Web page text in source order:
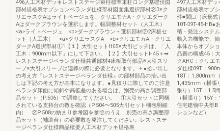
496人工木材デッキレストステージ束柱標準束柱ロング基礎伏図
部材規格表オプションベランダ仕様部材図面集選択部材②3※ク
リエラスクAはライトベージュを、クリエモカA・クリエダーク
Aはダークブラウンを選択します。幅調整材セット（人工木）
<a>ライトベージュ <b>ダークブラウン＋選択部材②2床板セ
ット（人工木） <a>クリエラスクA <b>クリエモカA・クリエ
ダークA選択部材①1【１】大引セットH65※大引ピッチは、「人
工木：900mm以下」にして下さい。【２】大引セットH45＋➡
レストステージベランダ仕様共通部材4床板取付部品※大引スリ
ーブ※大引スリーブは連棟の際に必要となります。＋●拾い出し
の考え方『レストステージベランダ仕様』の部材部品の拾い出
しは下記の考え方が基本になります。●見積りに際してのご注意
ベランダ床面に傾斜や高低差のある場合は、別売の高さ調整部
品セット（P.506）で調整してください。 ①大引セットに同梱
されている支持台の数を確認（P.504〜505大引セット梱包明細
内） ②P.508の納まり参考図を参照のうえ、別売の高さ調整部
品セット（補助台）の必要数を発注してください。レストステ
ージベランダ仕様商品概要人工木材デッキ規格表
497人工木材デッ
部材規格表オプ
件■間口（床形式
10T-09T-45-HB●
積・発注システ
動入力機能で、
本体からオプシ
品番の構成45：
クAHC：クリエ
ダ仕様09T：
18T：1,800mm
1,435mm（横張
張り）15T：1.5
（横張り）15Y
住宅建物中央部B
ションなど）